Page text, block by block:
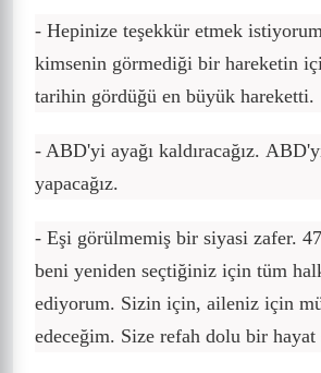
- Hepinize teşekkür etmek
kimsenin görmediği bir hareketin
tarihin gördüğü en büyük hareketti.
- ABD'yi ayağı kaldıracağız.
yapacağız.
- Eşi görülmemiş bir siyasi zafer.
beni yeniden seçtiğiniz için tüm
ediyorum. Sizin için, aileniz için
edeceğim. Size refah dolu bir hayat